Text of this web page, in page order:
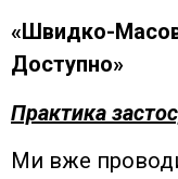
«Швидко-
Доступно»
Практика
Ми вже